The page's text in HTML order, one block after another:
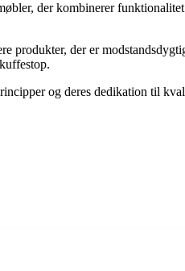
der kombinerer
produkter, der er
og deres dedikation til